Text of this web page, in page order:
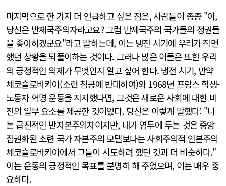
마지막으로 한 가지 더 언급하고 싶은 점은, 사람들이 종종 "아,
당신은 반제국주의자라고요? 그럼 반제국주의 국가들의 정권들
을 좋아하겠군요"라고 말하는데, 이는 냉전 시기에 우리가 직면
했던 상황을 되풀이하는 것이다. 그러나 많은 이들은 또한 우리
의 긍정적인 의제가 무엇인지 알고 싶어 한다. 냉전 시기, 만약
체코슬로바키아(소련 침공에 반대하여)와 1968년 프랑스 학생-
노동자 혁명 운동을 지지했다면, 그것은 새로운 사회에 대한 비
전의 일부 요소를 제공한 것이었다. 당신은 이렇게 말했다: "나
는 급진적인 반자본주의자이지만, 내가 염두에 두는 것은 중앙
집권화된 소련 국가 자본주의 모델보다는 사회주의적 인본주의
체코슬로바키아에서 그들이 시도하려 했던 것과 더 비슷하다."
이는 운동의 긍정적인 목표를 분명히 해 주었으며, 이는 매우 중
요하다.